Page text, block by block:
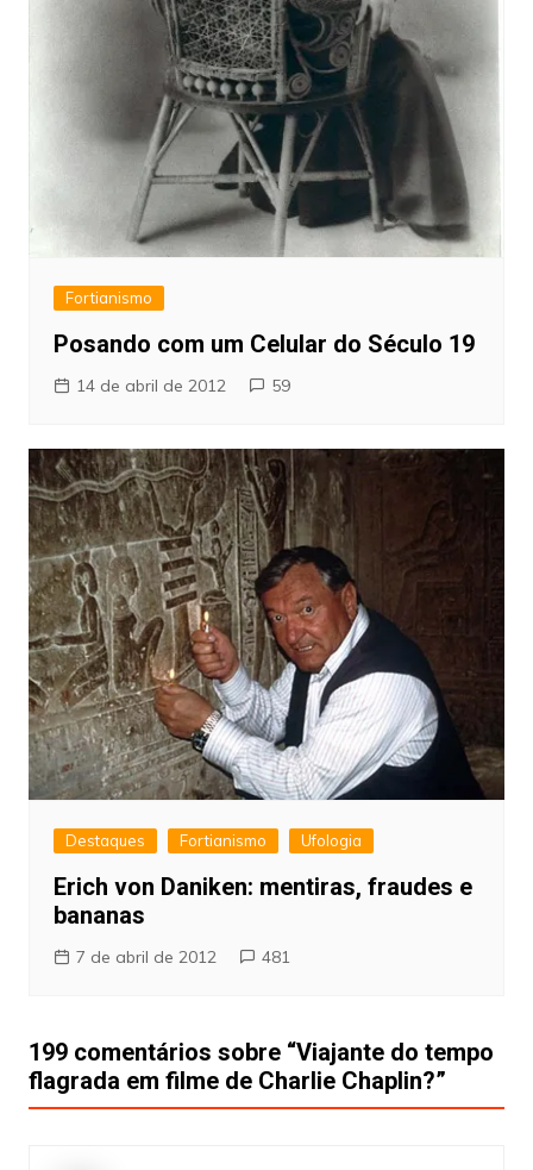
Fortianismo
Posando com um Celular do Século 19
14 de abril de 2012 59
Destaques Fortianismo Ufologia
Erich von Daniken: mentiras, fraudes e
bananas
7 de abril de 2012 481
199 comentários sobre “Viajante do tempo
flagrada em filme de Charlie Chaplin?”